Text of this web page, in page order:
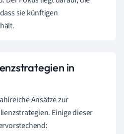
sie künftigen
in
Ansätze zur
Einige dieser